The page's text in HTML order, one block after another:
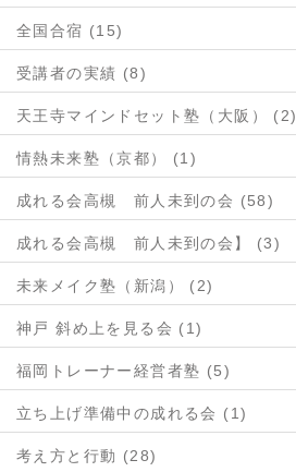
全国合宿 (15)
受講者の実績 (8)
天王寺マインドセット塾（大阪） (2)
情熱未来塾（京都） (1)
成れる会高槻 前人未到の会 (58)
成れる会高槻 前人未到の会】 (3)
未来メイク塾（新潟） (2)
神戸 斜め上を見る会 (1)
福岡トレーナー経営者塾 (5)
立ち上げ準備中の成れる会 (1)
考え方と行動 (28)